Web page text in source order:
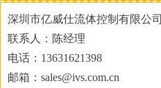
深圳市亿威仕流体控制有限公司
联系人：陈经理
电话：13631621398
邮箱：sales@ivs.com.cn